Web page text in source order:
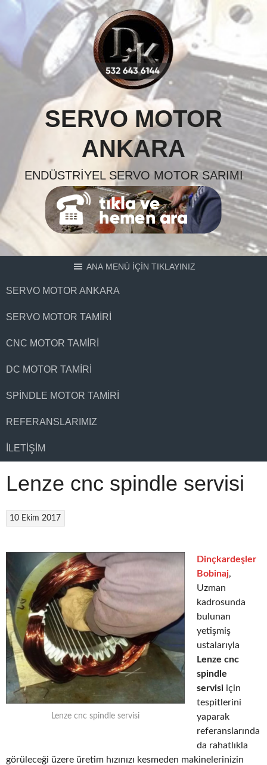
Skip
content
SERVO MOTOR
ANKARA
ENDÜSTRIYEL SERVO MOTOR SARIMI
ANA MENÜ İÇİN TIKLAYINIZ
SERVO MOTOR ANKARA
SERVO MOTOR TAMIRI
CNC MOTOR TAMIRI
DC MOTOR TAMIRI
SPINDLE MOTOR TAMIRI
REFERANSLARIMIZ
İLETIŞIM
Lenze cnc spindle servisi
10 Ekim 2017
Lenze cnc spindle servisi
Dinçkardeşler
Bobinaj,
Uzman
kadrosunda
bulunan
yetişmiş
ustalarıyla
Lenze cnc
spindle
servisi için
tespitlerini
yaparak
referanslarında
da rahatlıkla
görüleceği üzere üretim hızınızı kesmeden makinelerinizin